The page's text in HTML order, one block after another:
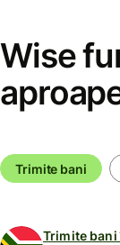
Wise
Trimite bani
Trimite bani